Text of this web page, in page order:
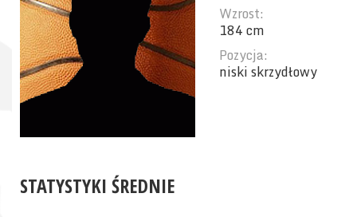
Wzrost:
184 cm
Pozycja:
niski skrzydłowy
STATYSTYKI ŚREDNIE